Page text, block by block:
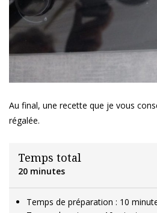
Au final, une recette que je vous
régalée.
Temps total
20 minutes
Temps de préparation : 10